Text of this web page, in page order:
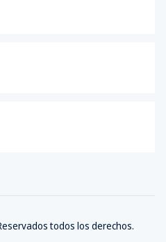
todos los derechos.